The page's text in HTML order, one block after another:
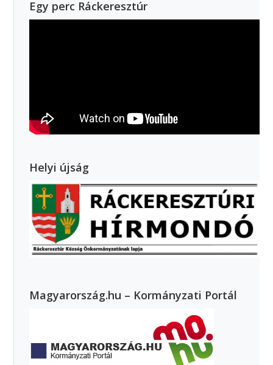
Egy perc Ráckeresztúr
Helyi újság
Magyarország.hu – Kormányzati Portál